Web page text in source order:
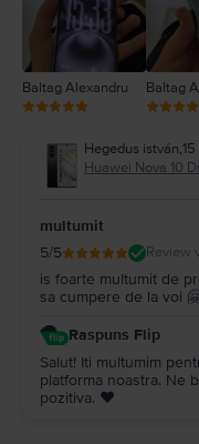
Baltag Alexandru Baltag
Hegedus istván,
Huawei Nova 10
multumit
5/5 Review
is foarte multumit de
sa cumpere de la voi
Raspuns Flip
Salut! Iti multumim
platforma noastra. Ne
pozitiva. ❤️